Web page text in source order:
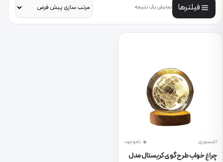
فیلترها نمایش یک نتیجه
اکسسوری ناموجود
چراغ خواب طرح گوی کریستال مدل